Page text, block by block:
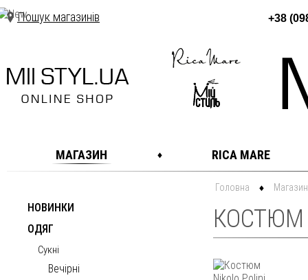
Пошук магазинів +38
МАГАЗИН RICA MARE
НОВИНКИ
ОДЯГ
Сукні
Вечірні
Головна Магазин
КОСТЮМ